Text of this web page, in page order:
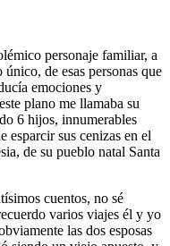
personaje familiar, a
de esas personas que
emociones y
plano me llamaba su
6 hijos, innumerables
esparcir sus cenizas en el
de su pueblo natal Santa
cuentos, no sé
varios viajes él y yo
las dos esposas